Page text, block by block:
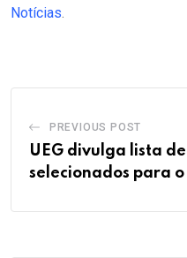
Notícias
PREVIOUS POST
UEG divulga lista
selecionados para